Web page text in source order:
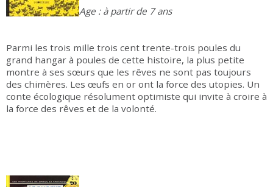
Age : à partir de 7 ans
Parmi les trois mille trois cent trente-trois poules du
grand hangar à poules de cette histoire, la plus petite
montre à ses sœurs que les rêves ne sont pas toujours
des chimères. Les œufs en or ont la force des utopies. Un
conte écologique résolument optimiste qui invite à croire à
la force des rêves et de la volonté.